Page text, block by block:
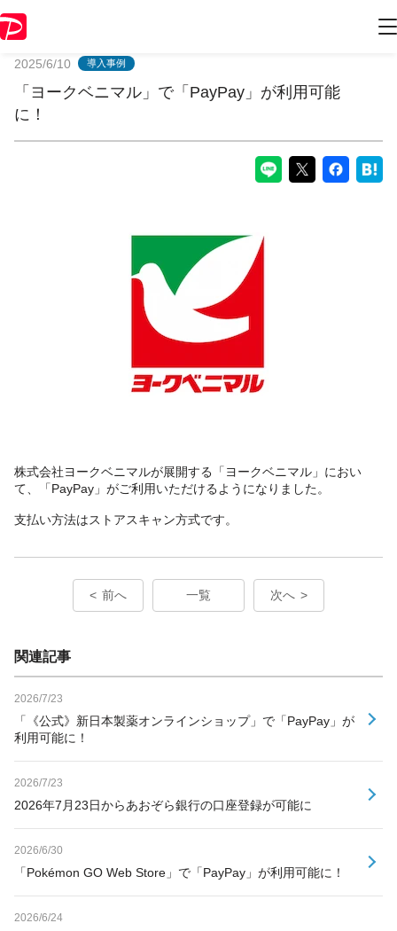
2025/6/10 導入事例
「ヨークベニマル」で「PayPay」が利用可能
に！
株式会社ヨークベニマルが展開する「ヨークベニマル」におい
て、「PayPay」がご利用いただけるようになりました。
支払い方法はストアスキャン方式です。
前へ 一覧 次へ
関連記事
2026/7/23
「《公式》新日本製薬オンラインショップ」で「PayPay」が
利用可能に！
2026/7/23
2026年7月23日からあおぞら銀行の口座登録が可能に
2026/6/30
「Pokémon GO Web Store」で「PayPay」が利用可能に！
2026/6/24